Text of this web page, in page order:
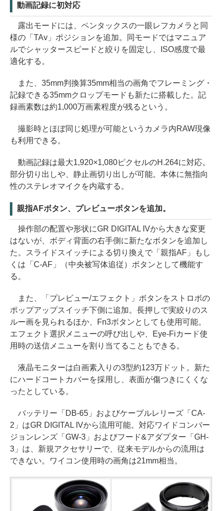
動画記録に初対応
露出モードには、ペンタックスの一眼レフカメラと同
様の「TAv」ポジションを追加。同モードではマニュア
ルでシャッタースピードと絞りを固定し、ISO感度で最
適化する。
また、35mm判換算35mm相当の画角でフレーミング・
記録できる35mmクロップモードも新たに搭載した。記
録画素数は約1,000万画素程度が残るという。
撮影時とほぼ同じ処理が可能というカメラ内RAW現像
も利用できる。
動画記録は最大1,920×1,080ピクセルのH.264に対応。
部分切り出しや、静止画切り出しが可能。本体に無指向
性のステレオマイクを内蔵する。
親指AFボタン、プレビューボタンを追加。
操作部の配置や形状にGR DIGITAL IVから大きな変更
はないが、ボディ背面の右手側に新たなボタンを追加し
た。スライドスイッチによる切り換えで「親指AF」もし
くは「C-AF」（中央被写体追従）ボタンとして機能す
る。
また、「プレビュー/エフェクト」ボタンをストロボの
ポップアップスイッチ下側に追加。長押しで実絞りのス
ルー画を見られるほか、Fn3ボタンとしても使用可能。
エフェクト選択メニューの呼び出しや、Eye-Fiカード使
用時の送信メニューを割り当てることもできる。
液晶モニターは白画素入りの3型約123万ドット。新た
にハードコートカバーを採用し、表面が傷つきにくくな
ったとしている。
バッテリー「DB-65」およびケーブルレリーズ「CA-
2」はGR DIGITAL IVから流用可能。対応ワイドコンバー
ジョンレンズ「GW-3」およびフード&アダプター「GH-
3」は、新規アクセサリーで、従来モデルからの流用は
できない。ワイコン使用時の画角は21mm相当。